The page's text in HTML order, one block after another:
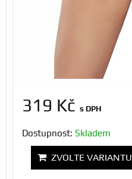
319 Kč s DPH
Dostupnost: Skladem
ZVOLTE VARIANTU